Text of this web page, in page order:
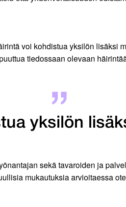
voi kohdistua yksilön lisäksi
tiedossaan olevaan
yksilön
sekä tavaroiden ja
mukautuksia arvioitaessa